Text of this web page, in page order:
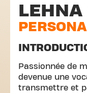
Passionnée de
devenue une
transmettre et